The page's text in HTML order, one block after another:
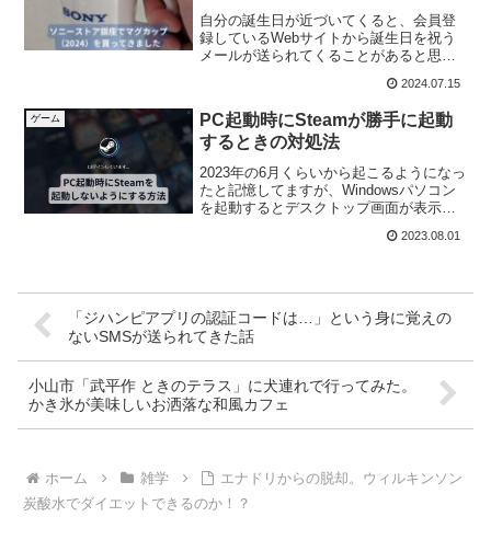
自分の誕生日が近づいてくると、会員登
録しているWebサイトから誕生日を祝う
メールが送られてくることがあると思い
2024.07.15
ゲーム
PC起動時にSteamが勝手に起動
するときの対処法
2023年の6月くらいから起こるようになっ
たと記憶してますが、Windowsパソコン
を起動するとデスクトップ画面が表示さ
2023.08.01
「ジハンピアプリの認証コードは…」という身に覚えの
ないSMSが送られてきた話
小山市「武平作 ときのテラス」に犬連れで行ってみた。
かき氷が美味しいお洒落な和風カフェ
ホーム 雑学
エナドリからの脱却。ウィルキンソン
炭酸水でダイエットできるのか！？